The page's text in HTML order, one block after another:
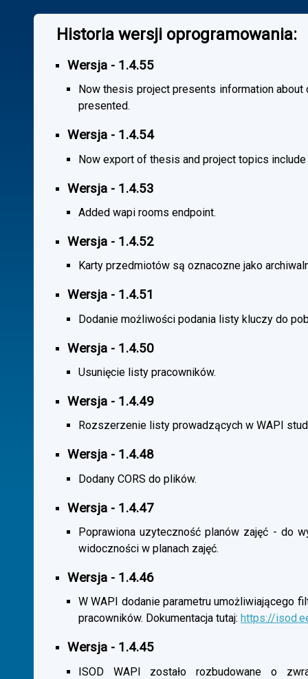
Historia wersji oprogramowania:
Wersja - 1.4.55
Now thesis project presents information
presented.
Wersja - 1.4.54
Now export of thesis and project topics
Wersja - 1.4.53
Added wapi rooms endpoint.
Wersja - 1.4.52
Karty przedmiotów są oznacozne jako
Wersja - 1.4.51
Dodanie możliwości podania listy kluczy do
Wersja - 1.4.50
Usunięcie listy pracowników.
Wersja - 1.4.49
Rozszerzenie listy prowadzących w WAPI
Wersja - 1.4.48
Dodany CORS do plików.
Wersja - 1.4.47
Poprawiona uzyteczność planów zajęć - do
widoczności w planach zajęć.
Wersja - 1.4.46
W WAPI dodanie parametru umożliwiającego
pracowników. Dokumentacja tutaj: https://
Wersja - 1.4.45
ISOD WAPI zostało rozbudowane o